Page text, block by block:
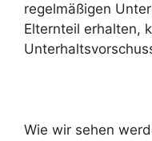
regelmäßigen
Elternteil erhalten,
Wie wir sehen